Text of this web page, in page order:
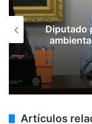
Diputado
Artículos